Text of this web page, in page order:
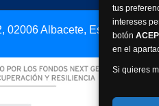
tus
intereses
botón
en el
Si quieres
Albacete, España -